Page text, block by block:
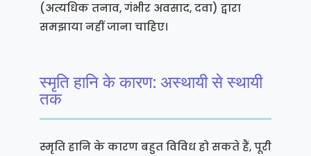
(अत्यधिक तनाव, गंभीर अवसाद, दवा) द्वारा
समझाया नहीं जाना चाहिए।
स्मृति हानि के कारण: अस्थायी से स्थायी
तक
स्मृति हानि के कारण बहुत विविध हो सकते हैं, पूरी